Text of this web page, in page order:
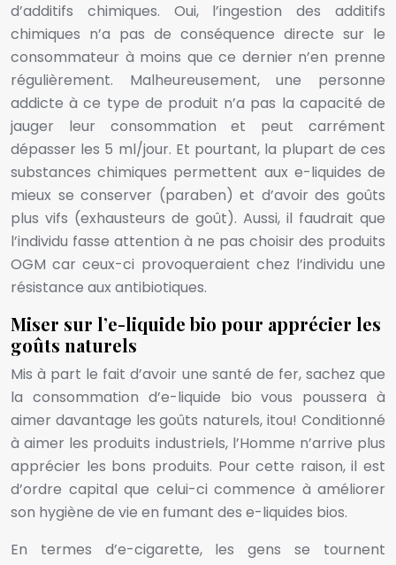
d’additifs chimiques. Oui, l’ingestion des additifs
chimiques n’a pas de conséquence directe sur le
consommateur à moins que ce dernier n’en prenne
régulièrement. Malheureusement, une personne
addicte à ce type de produit n’a pas la capacité de
jauger leur consommation et peut carrément
dépasser les 5 ml/jour. Et pourtant, la plupart de ces
substances chimiques permettent aux e-liquides de
mieux se conserver (paraben) et d’avoir des goûts
plus vifs (exhausteurs de goût). Aussi, il faudrait que
l’individu fasse attention à ne pas choisir des produits
OGM car ceux-ci provoqueraient chez l’individu une
résistance aux antibiotiques.
Miser sur l’e-liquide bio pour apprécier les
goûts naturels
Mis à part le fait d’avoir une santé de fer, sachez que
la consommation d’e-liquide bio vous poussera à
aimer davantage les goûts naturels, itou! Conditionné
à aimer les produits industriels, l’Homme n’arrive plus
apprécier les bons produits. Pour cette raison, il est
d’ordre capital que celui-ci commence à améliorer
son hygiène de vie en fumant des e-liquides bios.
En termes d’e-cigarette, les gens se tournent